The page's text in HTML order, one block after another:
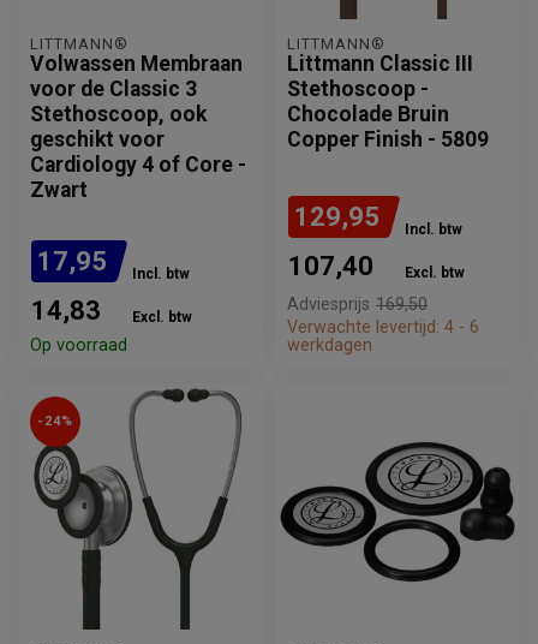
LITTMANN®
Volwassen Membraan
voor de Classic 3
Stethoscoop, ook
geschikt voor
Cardiology 4 of Core -
Zwart
17,95 Incl. btw
14,83 Excl. btw
Op voorraad
LITTMANN®
Littmann Classic III
Stethoscoop -
Chocolade Bruin
Copper Finish - 5809
129,95 Incl. btw
107,40 Excl. btw
Adviesprijs 169,50
Verwachte levertijd: 4 - 6
werkdagen
-24%